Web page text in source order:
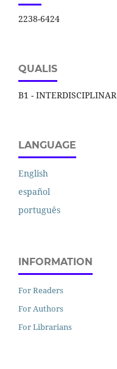
2238-6424
QUALIS
B1 - INTERDISCIPLINAR
LANGUAGE
English
español
português
INFORMATION
For Readers
For Authors
For Librarians